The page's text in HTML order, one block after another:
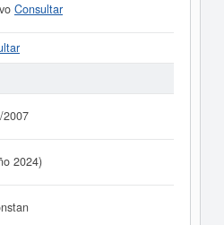
Consultar
2007
2024)